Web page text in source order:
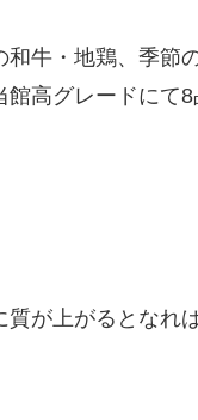
和牛・地鶏、季節
高グレードにて8
質が上がるとなれ